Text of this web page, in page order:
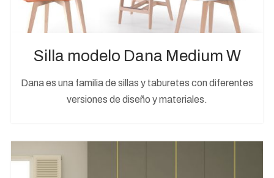
Silla modelo Dana Medium W
Dana es una familia de sillas y taburetes con diferentes
versiones de diseño y materiales.